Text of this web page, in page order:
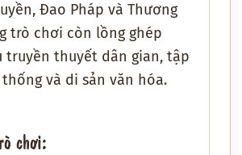
Đao Pháp và Thương
trò chơi còn lồng ghép
truyền thuyết dân gian, tập
và di sản văn hóa.
chơi: